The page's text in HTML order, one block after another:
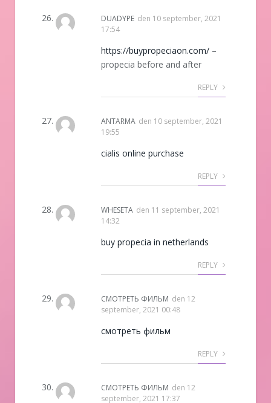
DUADYPE den 10 september, 2021
17:54
https://buypropeciaon.com/ –
propecia before and after
REPLY
ANTARMA den 10 september, 2021
19:55
cialis online purchase
REPLY
WHESETA den 11 september, 2021
14:32
buy propecia in netherlands
REPLY
СМОТРЕТЬ ФИЛЬМ den 12
september, 2021 00:48
смотреть фильм
REPLY
СМОТРЕТЬ ФИЛЬМ den 12
september, 2021 17:37